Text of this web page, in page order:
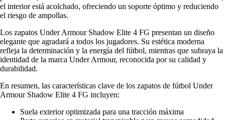
el interior está acolchado, ofreciendo un soporte óptimo y reduciendo
el riesgo de ampollas.
Los zapatos Under Armour Shadow Elite 4 FG presentan un diseño
elegante que agradará a todos los jugadores. Su estética moderna
refleja la determinación y la energía del fútbol, mientras que subraya la
identidad de la marca Under Armour, reconocida por su calidad y
durabilidad.
En resumen, las características clave de los zapatos de fútbol Under
Armour Shadow Elite 4 FG incluyen:
Suela exterior optimizada para una tracción máxima